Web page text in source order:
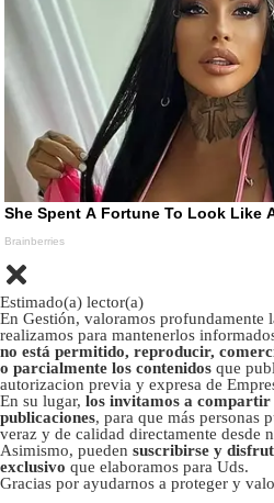
Estimado(a) lector(a)
En Gestión, valoramos profundamente
realizamos para mantenerlos
no está permitido, reproducir,
o parcialmente los contenidos que
autorizacion previa y expresa de
En su lugar, los invitamos a compartir
publicaciones, para que más personas
veraz y de calidad directamente desde
Asimismo, pueden suscribirse y
exclusivo que elaboramos para Uds.
Gracias por ayudarnos a proteger y